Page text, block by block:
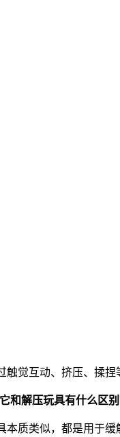
觉互动、挤压、揉捏
和解压玩具有什么区别
质类似，都是用于缓